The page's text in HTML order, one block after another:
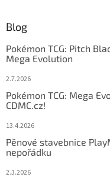
Blog
Pokémon TCG: Pitch
Mega Evolution
2.7.2026
Pokémon TCG: Mega
CDMC.cz!
13.4.2026
Pěnové stavebnice
nepořádku
2.3.2026